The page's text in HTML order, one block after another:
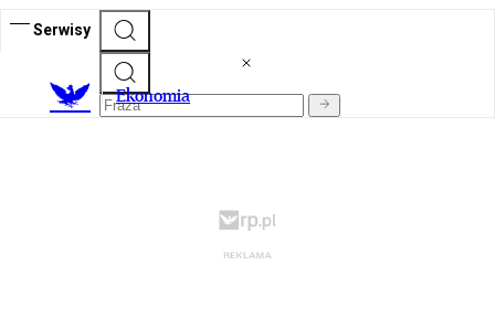
Serwisy
Ekonomia